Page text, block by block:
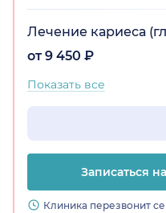
Лечение кариеса
от 9 450 ₽
Показать все
Записаться
Клиника перезвонит